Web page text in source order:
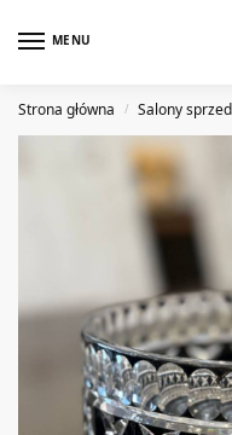
MENU
Strona główna / Salony